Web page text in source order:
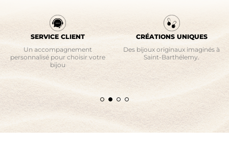
SERVICE CLIENT
Un accompagnement
personnalisé pour choisir votre
bijou
CRÉATIONS UNIQUES
Des bijoux originaux imaginés à
Saint-Barthélemy.